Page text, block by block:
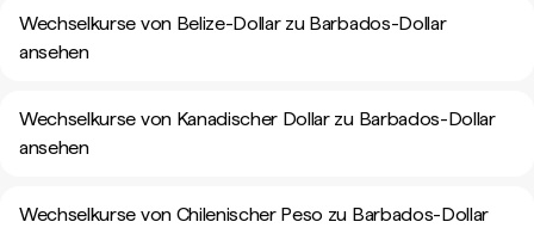
Wechselkurse von Belize-Dollar zu Barbados-Dollar
ansehen
Wechselkurse von Kanadischer Dollar zu Barbados-Dollar
ansehen
Wechselkurse von Chilenischer Peso zu Barbados-Dollar